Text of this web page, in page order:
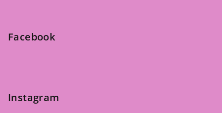
Facebook
Instagram